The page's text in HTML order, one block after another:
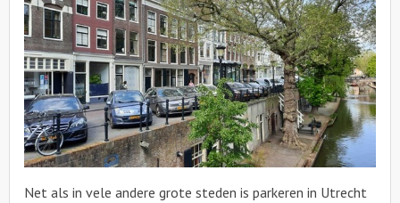
Net als in vele andere grote steden is parkeren in Utrecht